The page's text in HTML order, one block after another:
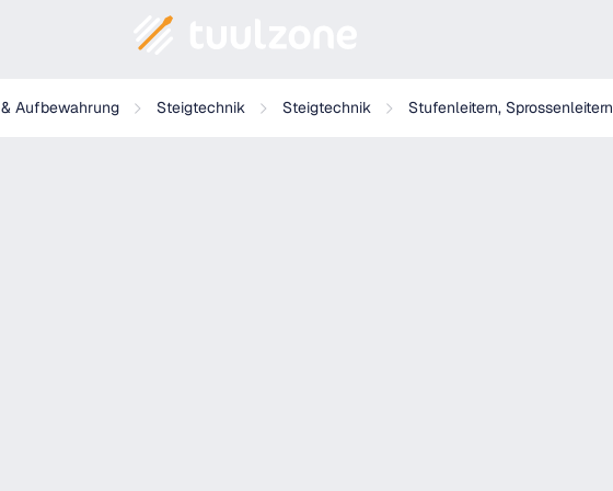
Aufbewahrung Steigtechnik Steigtechnik Stufenleitern, Sprossenleitern
begehbar